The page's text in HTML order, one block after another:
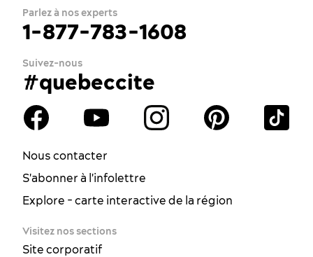
Produits de l’érable
Produits spécialisés
Vie nocturne
Bars et pubs
Vignobles et producteurs d’alcool
Parlez à nos experts
1-877-783-1608
Suivez-nous
#quebeccite
Nous contacter
S'abonner à l'infolettre
Explore - carte interactive de la région
Visitez nos sections
Site corporatif